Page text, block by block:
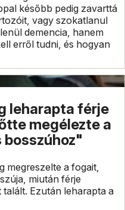
később pedig zavarttá
vagy szokatlanul
demencia, hanem
erről tudni, és hogyan
leharapta férje
megélezte a
megreszelte a fogait,
miután férje
Ezután leharapta a